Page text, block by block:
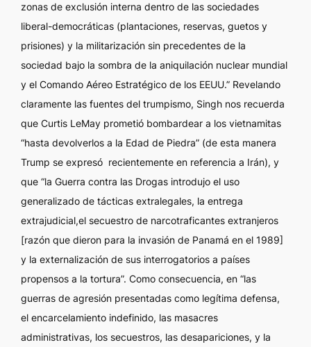
zonas de exclusión interna dentro de las sociedades
liberal-democráticas (plantaciones, reservas, guetos y
prisiones) y la militarización sin precedentes de la
sociedad bajo la sombra de la aniquilación nuclear mundial
y el Comando Aéreo Estratégico de los EEUU.” Revelando
claramente las fuentes del trumpismo, Singh nos recuerda
que Curtis LeMay prometió bombardear a los vietnamitas
“hasta devolverlos a la Edad de Piedra” (de esta manera
Trump se expresó recientemente en referencia a Irán), y
que “la Guerra contra las Drogas introdujo el uso
generalizado de tácticas extralegales, la entrega
extrajudicial,el secuestro de narcotraficantes extranjeros
[razón que dieron para la invasión de Panamá en el 1989]
y la externalización de sus interrogatorios a países
propensos a la tortura”. Como consecuencia, en “las
guerras de agresión presentadas como legítima defensa,
el encarcelamiento indefinido, las masacres
administrativas, los secuestros, las desapariciones, y la